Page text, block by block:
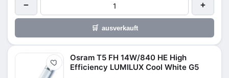
− +
🛒 ausverkauft
Merken
Osram T5 FH 14W/840 HE High
Efficiency LUMILUX Cool White G5